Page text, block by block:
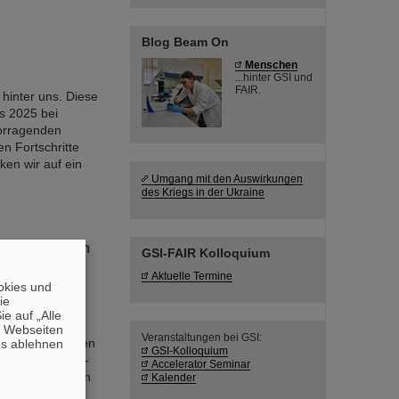
uns. Diese
2025 bei
Fortschritte
wir auf ein
Research
gemeinsam
FAIR in
zwischen
von Deep-
Jahren einen
Blog Beam On
Menschen
...hinter GSI und
FAIR.
Umgang mit den Auswirkungen
des Kriegs in der Ukraine
GSI-FAIR Kolloquium
Aktuelle Termine
Veranstaltungen bei GSI:
GSI-Kolloquium
Accelerator Seminar
Kalender
und
auf „Alle
ablehnen